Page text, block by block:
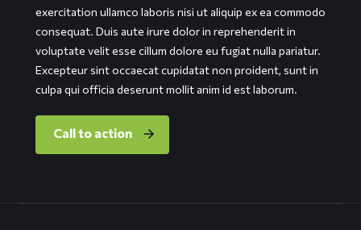
exercitation ullamco laboris nisi ut aliquip ex ea commodo
consequat. Duis aute irure dolor in reprehenderit in
voluptate velit esse cillum dolore eu fugiat nulla pariatur.
Excepteur sint occaecat cupidatat non proident, sunt in
culpa qui officia deserunt mollit anim id est laborum.
Call to action